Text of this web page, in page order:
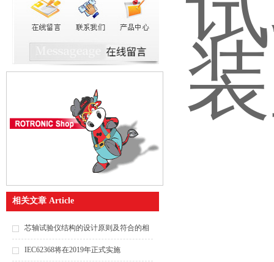
相关文章 Article
芯轴试验仪结构的设计原则及符合的相
关条款
IEC62368将在2019年正式实施